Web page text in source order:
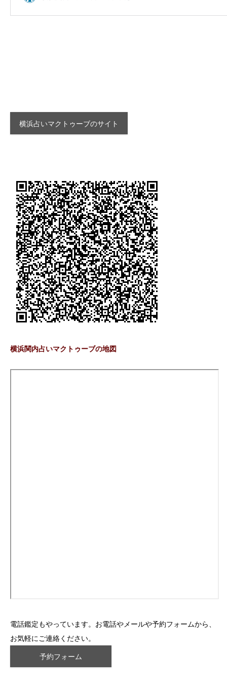
横浜占いマクトゥーブのサイト
横浜関内占いマクトゥーブの地図
電話鑑定もやっています。お電話やメールや予約フォームから、
お気軽にご連絡ください。
予約フォーム